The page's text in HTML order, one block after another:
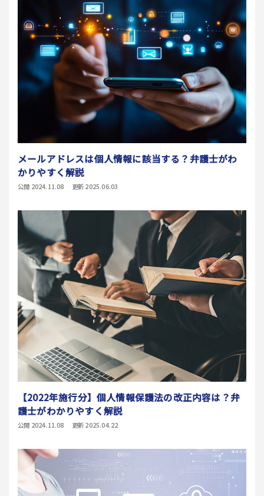
メールアドレスは個人情報に該当する？弁護士がわ
かりやすく解説
公開 2024.11.08 更新 2025.06.03
【2022年施行分】個人情報保護法の改正内容は？弁
護士がわかりやすく解説
公開 2024.11.08 更新 2025.04.22